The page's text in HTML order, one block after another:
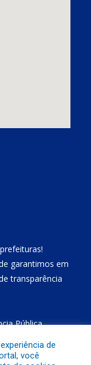
!
garantimos em
transparência
Pública
de
você